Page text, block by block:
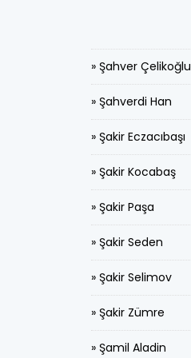
» Şahver Çelikoğlu
» Şahverdi Han
» Şakir Eczacıbaşı
» Şakir Kocabaş
» Şakir Paşa
» Şakir Seden
» Şakir Selimov
» Şakir Zümre
» Şamil Aladin